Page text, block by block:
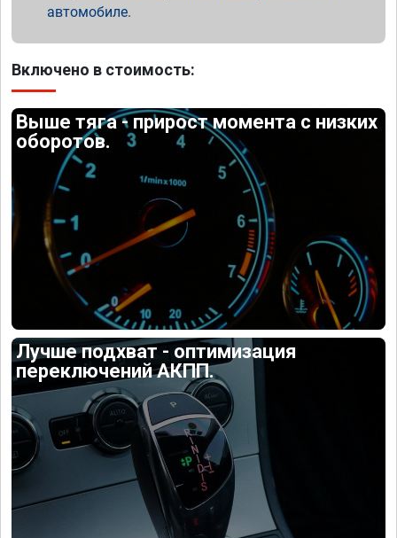
автомобиле.
Включено в стоимость:
Выше тяга - прирост момента с низких
оборотов.
Лучше подхват - оптимизация
переключений АКПП.